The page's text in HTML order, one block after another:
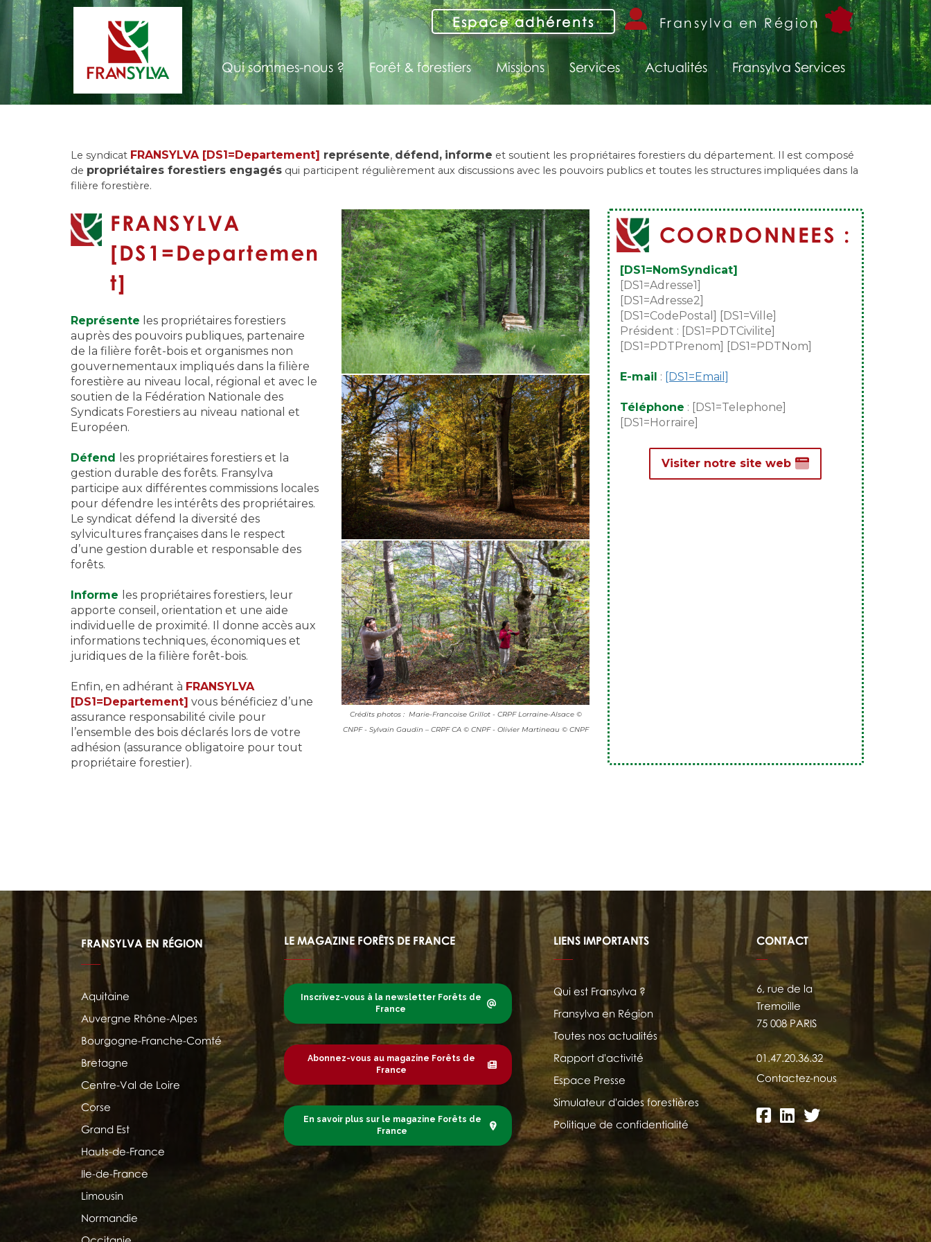
Espace adhérents Fransylva en Région
Qui sommes-nous ? Forêt & forestiers Missions Services Actualités Fransylva Services
Le syndicat FRANSYLVA [DS1=Departement] représente, défend, informe et soutient les propriétaires forestiers du département. Il est composé
de propriétaires forestiers engagés qui participent régulièrement aux discussions avec les pouvoirs publics et toutes les structures impliquées dans la
filière forestière.
FRANSYLVA
[DS1=Departemen
t]
Représente les propriétaires forestiers
auprès des pouvoirs publiques, partenaire
de la filière forêt-bois et organismes non
gouvernementaux impliqués dans la filière
forestière au niveau local, régional et avec le
soutien de la Fédération Nationale des
Syndicats Forestiers au niveau national et
Européen.
Défend les propriétaires forestiers et la
gestion durable des forêts. Fransylva
participe aux différentes commissions locales
pour défendre les intérêts des propriétaires.
Le syndicat défend la diversité des
sylvicultures françaises dans le respect
d’une gestion durable et responsable des
forêts.
Informe les propriétaires forestiers, leur
apporte conseil, orientation et une aide
individuelle de proximité. Il donne accès aux
informations techniques, économiques et
juridiques de la filière forêt-bois.
Enfin, en adhérant à FRANSYLVA
[DS1=Departement] vous bénéficiez d’une
assurance responsabilité civile pour
l’ensemble des bois déclarés lors de votre
adhésion (assurance obligatoire pour tout
propriétaire forestier).
Crédits photos : Marie-Francoise Grillot - CRPF Lorraine-Alsace ©
CNPF - Sylvain Gaudin – CRPF CA © CNPF - Olivier Martineau © CNPF
COORDONNEES :
[DS1=NomSyndicat]
[DS1=Adresse1]
[DS1=Adresse2]
[DS1=CodePostal] [DS1=Ville]
Président : [DS1=PDTCivilite]
[DS1=PDTPrenom] [DS1=PDTNom]
E-mail : [DS1=Email]
Téléphone : [DS1=Telephone]
[DS1=Horraire]
Visiter notre site web
FRANSYLVA EN RÉGION
Aquitaine
Auvergne Rhône-Alpes
Bourgogne-Franche-Comté
Bretagne
Centre-Val de Loire
Corse
Grand Est
Hauts-de-France
Ile-de-France
Limousin
Normandie
LE MAGAZINE FORÊTS DE FRANCE
Inscrivez-vous à la newsletter Forêts de
France
Abonnez-vous au magazine Forêts de
France
En savoir plus sur le magazine Forêts de
France
LIENS IMPORTANTS
Qui est Fransylva ?
Fransylva en Région
Toutes nos actualités
Rapport d'activité
Espace Presse
Simulateur d'aides forestières
Politique de confidentialité
CONTACT
6, rue de la
Tremoille
75 008 PARIS
01.47.20.36.32
Contactez-nous